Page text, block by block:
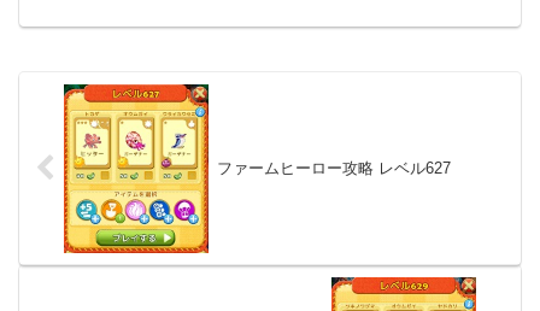
ファームヒーロー攻略 レベル627